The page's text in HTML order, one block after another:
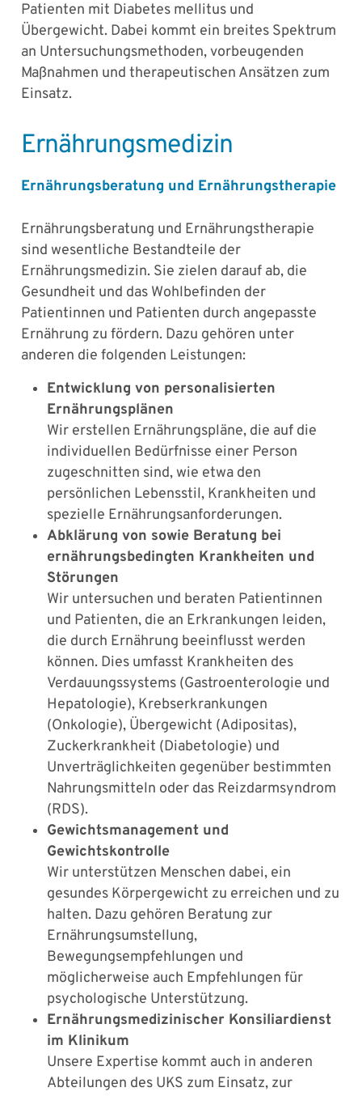
Patienten mit Diabetes mellitus und
Übergewicht. Dabei kommt ein breites Spektrum
an Untersuchungsmethoden, vorbeugenden
Maßnahmen und therapeutischen Ansätzen zum
Einsatz.
Ernährungsmedizin
Ernährungsberatung und Ernährungstherapie
Ernährungsberatung und Ernährungstherapie
sind wesentliche Bestandteile der
Ernährungsmedizin. Sie zielen darauf ab, die
Gesundheit und das Wohlbefinden der
Patientinnen und Patienten durch angepasste
Ernährung zu fördern. Dazu gehören unter
anderen die folgenden Leistungen:
Entwicklung von personalisierten
Ernährungsplänen
Wir erstellen Ernährungspläne, die auf die
individuellen Bedürfnisse einer Person
zugeschnitten sind, wie etwa den
persönlichen Lebensstil, Krankheiten und
spezielle Ernährungsanforderungen.
Abklärung von sowie Beratung bei
ernährungsbedingten Krankheiten und
Störungen
Wir untersuchen und beraten Patientinnen
und Patienten, die an Erkrankungen leiden,
die durch Ernährung beeinflusst werden
können. Dies umfasst Krankheiten des
Verdauungssystems (Gastroenterologie und
Hepatologie), Krebserkrankungen
(Onkologie), Übergewicht (Adipositas),
Zuckerkrankheit (Diabetologie) und
Unverträglichkeiten gegenüber bestimmten
Nahrungsmitteln oder das Reizdarmsyndrom
(RDS).
Gewichtsmanagement und
Gewichtskontrolle
Wir unterstützen Menschen dabei, ein
gesundes Körpergewicht zu erreichen und zu
halten. Dazu gehören Beratung zur
Ernährungsumstellung,
Bewegungsempfehlungen und
möglicherweise auch Empfehlungen für
psychologische Unterstützung.
Ernährungsmedizinischer Konsiliardienst
im Klinikum
Unsere Expertise kommt auch in anderen
Abteilungen des UKS zum Einsatz, zur